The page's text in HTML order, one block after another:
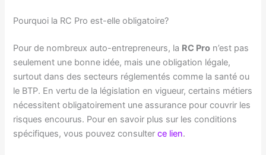
Pourquoi la RC Pro est-elle obligatoire?
Pour de nombreux auto-entrepreneurs, la RC Pro n’est pas
seulement une bonne idée, mais une obligation légale,
surtout dans des secteurs réglementés comme la santé ou
le BTP. En vertu de la législation en vigueur, certains métiers
nécessitent obligatoirement une assurance pour couvrir les
risques encourus. Pour en savoir plus sur les conditions
spécifiques, vous pouvez consulterce lien.